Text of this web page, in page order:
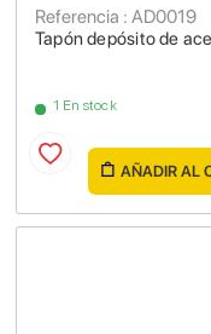
Tapón depósito de
Referencia : AD0019
1 En stock
AÑADIR AL